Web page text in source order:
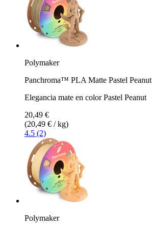
Polymaker
Panchroma™ PLA Matte Pastel Peanut
Elegancia mate en color Pastel Peanut
20,49 €
(20,49 € / kg)
4.5 (2)
Polymaker